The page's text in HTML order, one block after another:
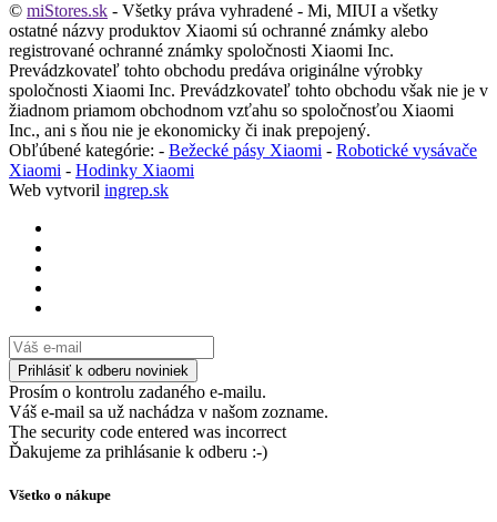
© miStores.sk - Všetky práva vyhradené - Mi, MIUI a všetky
ostatné názvy produktov Xiaomi sú ochranné známky alebo
registrované ochranné známky spoločnosti Xiaomi Inc.
Prevádzkovateľ tohto obchodu predáva originálne výrobky
spoločnosti Xiaomi Inc. Prevádzkovateľ tohto obchodu však nie je v
žiadnom priamom obchodnom vzťahu so spoločnosťou Xiaomi
Inc., ani s ňou nie je ekonomicky či inak prepojený.
Obľúbené kategórie: - Bežecké pásy Xiaomi - Robotické vysávače
Xiaomi - Hodinky Xiaomi
Web vytvoril ingrep.sk
Prosím o kontrolu zadaného e-mailu.
Váš e-mail sa už nachádza v našom zozname.
The security code entered was incorrect
Ďakujeme za prihlásanie k odberu :-)
Všetko o nákupe